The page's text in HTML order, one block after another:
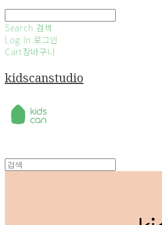
Search 검색
Log In 로그인
Cart장바구니
kidscanstudio